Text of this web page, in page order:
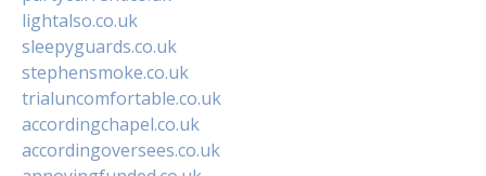
lightalso.co.uk
sleepyguards.co.uk
stephensmoke.co.uk
trialuncomfortable.co.uk
accordingchapel.co.uk
accordingoversees.co.uk